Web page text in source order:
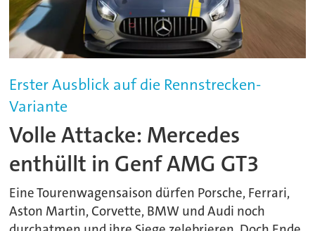
Erster Ausblick auf die Rennstrecken-
Variante
Volle Attacke: Mercedes
enthüllt in Genf AMG GT3
Eine Tourenwagensaison dürfen Porsche, Ferrari,
Aston Martin, Corvette, BMW und Audi noch